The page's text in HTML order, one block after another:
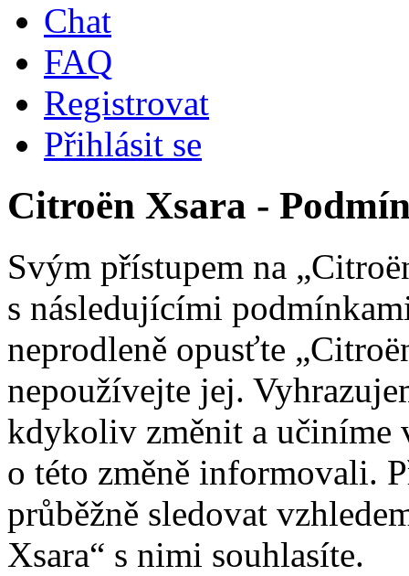
Chat
FAQ
Registrovat
Přihlásit se
Citroën Xsara -
Svým přístupem na
s následujícími
neprodleně opusťte
nepoužívejte jej.
kdykoliv změnit a učiníme
o této změně informovali.
průběžně sledovat
Xsara“ s nimi souhlasíte.